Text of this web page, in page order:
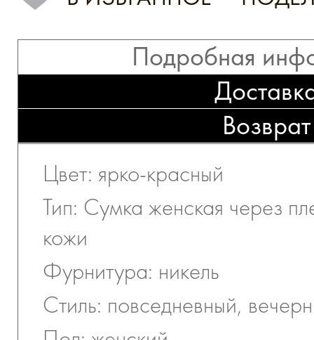
Подробная
Возврат
Цвет: ярко-красный
Тип: Сумка женская через
кожи
Фурнитура: никель
Стиль: повседневный,